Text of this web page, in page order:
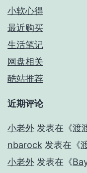
小软心得
最近购买
生活笔记
网盘相关
酷站推荐
近期评论
小老外 发表在《渡
nbarock 发表在《
小老外 发表在《